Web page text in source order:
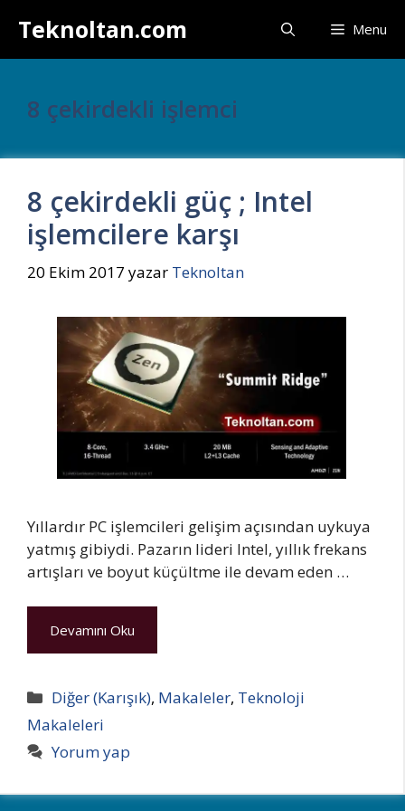
atlaTeknoltan.com Menu
8 çekirdekli işlemci
8 çekirdekli güç ; Intel
işlemcilere karşı
20 Ekim 2017 yazar Teknoltan
Yıllardır PC işlemcileri gelişim açısından uykuya
yatmış gibiydi. Pazarın lideri Intel, yıllık frekans
artışları ve boyut küçültme ile devam eden …
Devamını Oku
Kategoriler
Diğer (Karışık), Makaleler, Teknoloji
Makaleleri
Yorum yap